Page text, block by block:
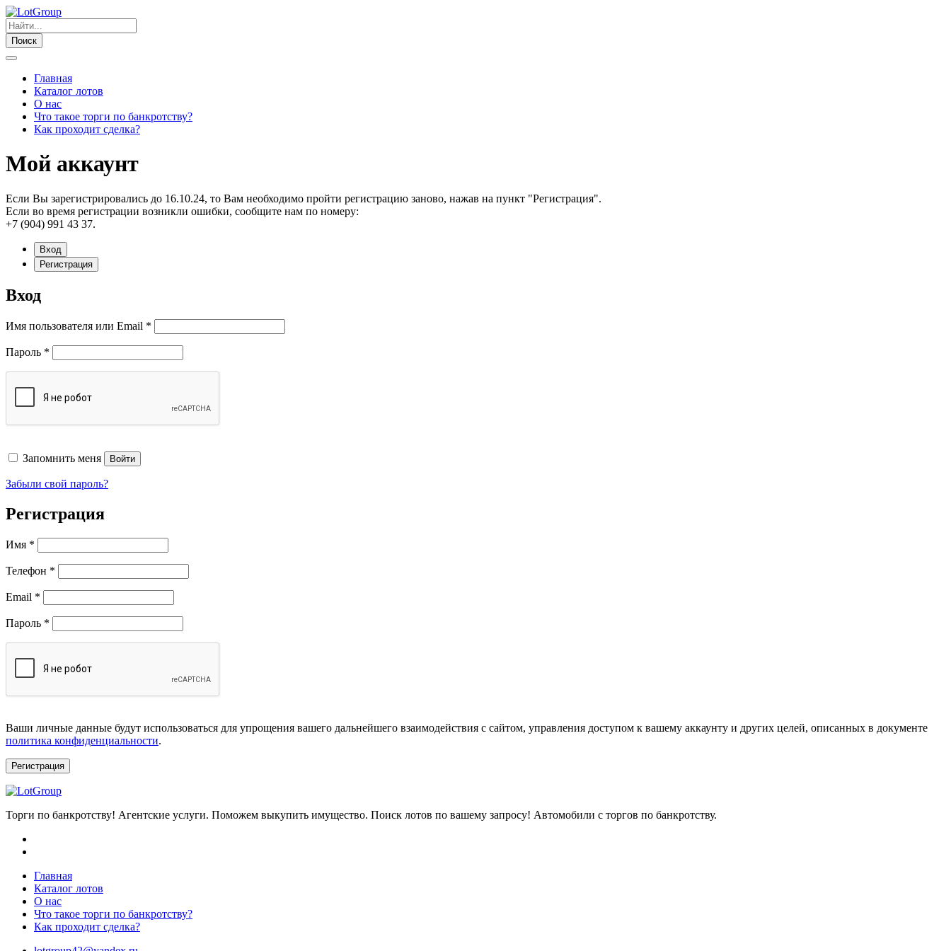
Поиск
Главная
Каталог лотов
О нас
Что такое торги по банкротству?
Как проходит сделка?
Мой аккаунт
Если Вы зарегистрировались до 16.10.24, то Вам необходимо пройти регистрацию заново, нажав на пункт "Регистрация".
Если во время регистрации возникли ошибки, сообщите нам по номеру:
+7 (904) 991 43 37.
Вход
Регистрация
Вход
Имя пользователя или Email *
Пароль *
Запомнить меня Войти
Забыли свой пароль?
Регистрация
Имя *
Телефон *
Email *
Пароль *
Ваши личные данные будут использоваться для упрощения вашего дальнейшего взаимодействия с сайтом, управления доступом к вашему аккаунту и других целей, описанных в документе
политика конфиденциальности.
Регистрация
Торги по банкротству! Агентские услуги. Поможем выкупить имущество. Поиск лотов по вашему запросу! Автомобили с торгов по банкротству.
Главная
Каталог лотов
О нас
Что такое торги по банкротству?
Как проходит сделка?